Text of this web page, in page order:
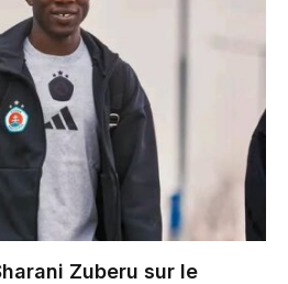
Zuberu sur le